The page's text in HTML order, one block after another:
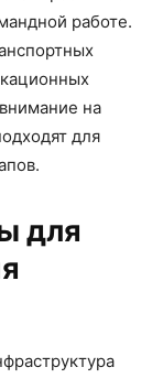
работе.
на
для
для